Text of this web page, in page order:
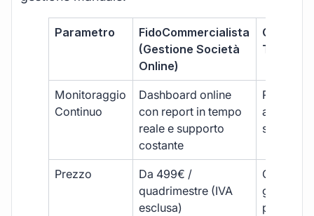
Parametro
FidoCommercialista
(Gestione Società
Online)
Monitoraggio
Continuo
Dashboard online
con report in tempo
reale e supporto
costante
Report
sporadici
Prezzo
Da 499€ /
quadrimestre (IVA
esclusa)
Costi
più